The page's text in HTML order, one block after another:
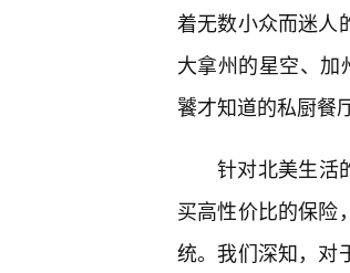
着无数小众而迷人
大拿州的星空、加
饕才知道的私厨餐
针对北美生活
买高性价比的保险
统。我们深知，对